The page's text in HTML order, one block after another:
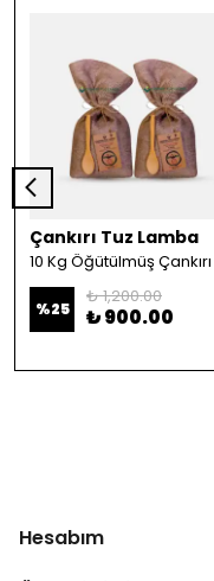
Çankırı Tuz Lamba
%25
₺ 1,200.00
₺ 900.00
Hesabım